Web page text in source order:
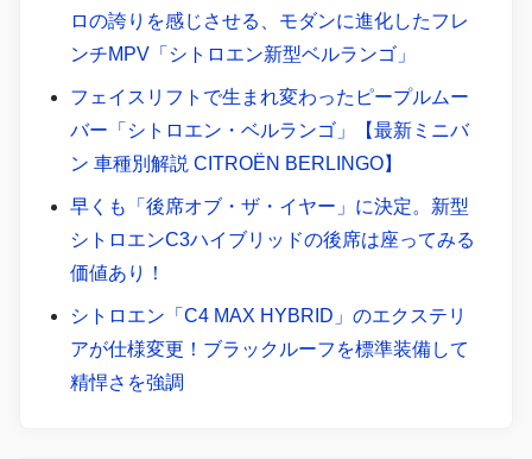
ロの誇りを感じさせる、モダンに進化したフレ
ンチMPV「シトロエン新型ベルランゴ」
フェイスリフトで生まれ変わったピープルムー
バー「シトロエン・ベルランゴ」【最新ミニバ
ン 車種別解説 CITROËN BERLINGO】
早くも「後席オブ・ザ・イヤー」に決定。新型
シトロエンC3ハイブリッドの後席は座ってみる
価値あり！
シトロエン「C4 MAX HYBRID」のエクステリ
アが仕様変更！ブラックルーフを標準装備して
精悍さを強調